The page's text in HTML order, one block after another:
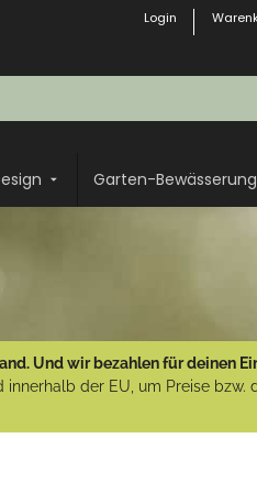
Login
Garten-Bewässerung
Und wir bezahlen für deinen
der EU, um Preise bzw.